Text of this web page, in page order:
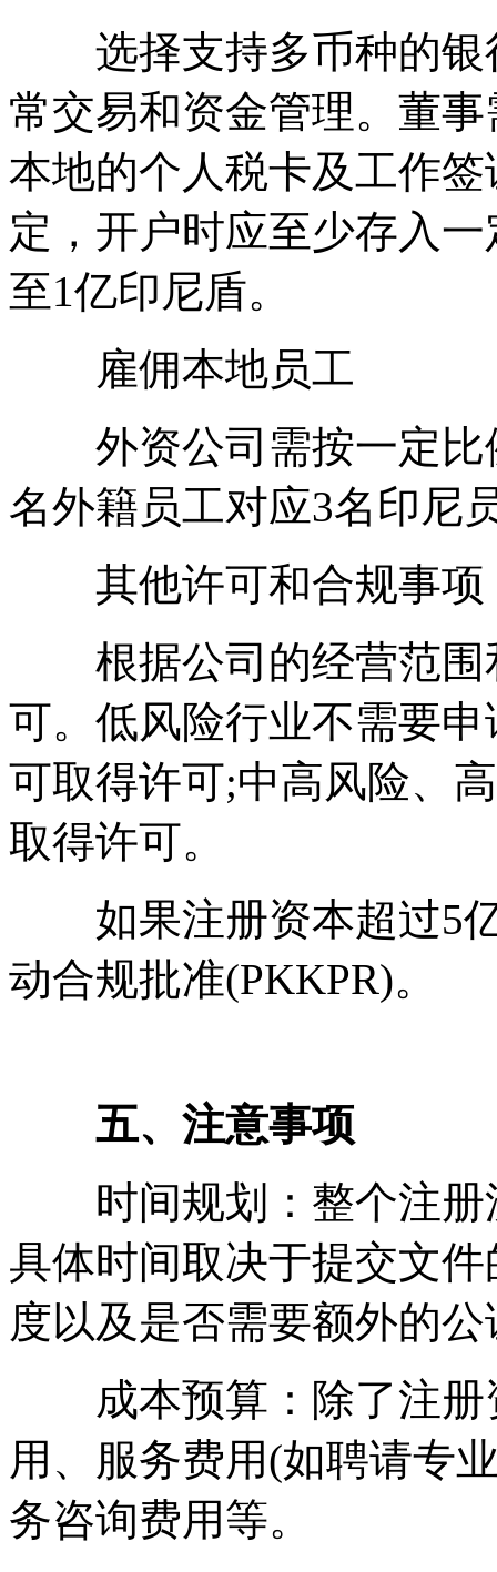
选择支持多币种的银
常交易和资金管理。董
本地的个人税卡及工作
定，开户时应至少存入
至1亿印尼盾。
雇佣本地员工
外资公司需按一定比
名外籍员工对应3名印尼
其他许可和合规事项
根据公司的经营范围
可。低风险行业不需要
可取得许可;中高风险、
取得许可。
如果注册资本超过5亿
动合规批准(PKKPR)。
五、注意事项
时间规划：整个注册
具体时间取决于提交文
度以及是否需要额外的
成本预算：除了注册
用、服务费用(如聘请专
务咨询费用等。